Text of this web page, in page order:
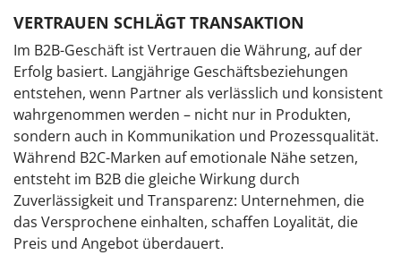
VERTRAUEN SCHLÄGT TRANSAKTION
Im B2B-Geschäft ist Vertrauen die Währung, auf der
Erfolg basiert. Langjährige Geschäftsbeziehungen
entstehen, wenn Partner als verlässlich und konsistent
wahrgenommen werden – nicht nur in Produkten,
sondern auch in Kommunikation und Prozessqualität.
Während B2C-Marken auf emotionale Nähe setzen,
entsteht im B2B die gleiche Wirkung durch
Zuverlässigkeit und Transparenz: Unternehmen, die
das Versprochene einhalten, schaffen Loyalität, die
Preis und Angebot überdauert.